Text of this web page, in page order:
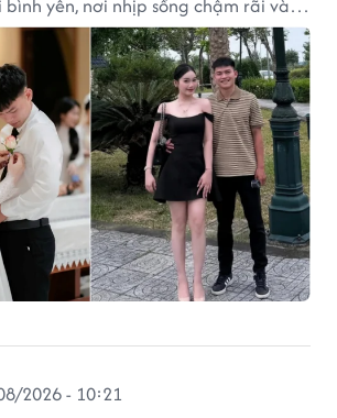
yên, nơi nhịp sống chậm rãi và
vẫn được gìn giữ qua năm tháng.
2026 - 10:21